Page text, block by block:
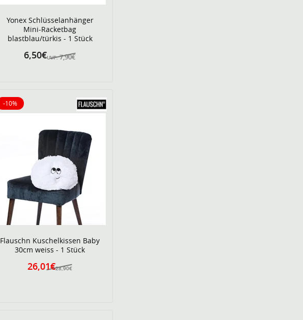
Yonex Schlüsselanhänger
Mini-Racketbag
blastblau/türkis - 1 Stück
UVP: 7,90€
6,50€
Flauschn Kuschelkissen Baby
30cm weiss - 1 Stück
28,90€
26,01€
-10%
10% reduziert